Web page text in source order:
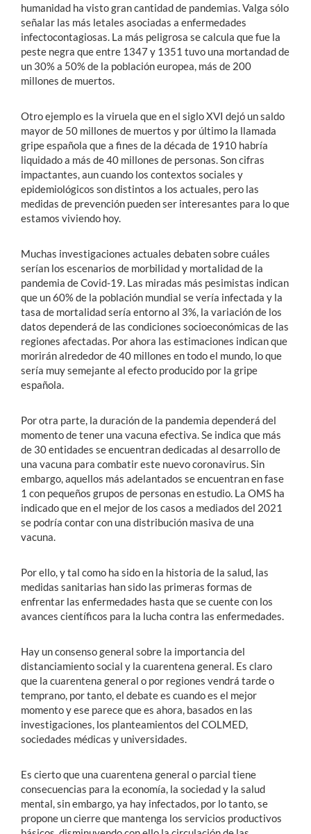
humanidad ha visto gran cantidad de pandemias. Valga sólo
señalar las más letales asociadas a enfermedades
infectocontagiosas. La más peligrosa se calcula que fue la
peste negra que entre 1347 y 1351 tuvo una mortandad de
un 30% a 50% de la población europea, más de 200
millones de muertos.
Otro ejemplo es la viruela que en el siglo XVI dejó un saldo
mayor de 50 millones de muertos y por último la llamada
gripe española que a fines de la década de 1910 habría
liquidado a más de 40 millones de personas. Son cifras
impactantes, aun cuando los contextos sociales y
epidemiológicos son distintos a los actuales, pero las
medidas de prevención pueden ser interesantes para lo que
estamos viviendo hoy.
Muchas investigaciones actuales debaten sobre cuáles
serían los escenarios de morbilidad y mortalidad de la
pandemia de Covid-19. Las miradas más pesimistas indican
que un 60% de la población mundial se vería infectada y la
tasa de mortalidad sería entorno al 3%, la variación de los
datos dependerá de las condiciones socioeconómicas de las
regiones afectadas. Por ahora las estimaciones indican que
morirán alrededor de 40 millones en todo el mundo, lo que
sería muy semejante al efecto producido por la gripe
española.
Por otra parte, la duración de la pandemia dependerá del
momento de tener una vacuna efectiva. Se indica que más
de 30 entidades se encuentran dedicadas al desarrollo de
una vacuna para combatir este nuevo coronavirus. Sin
embargo, aquellos más adelantados se encuentran en fase
1 con pequeños grupos de personas en estudio. La OMS ha
indicado que en el mejor de los casos a mediados del 2021
se podría contar con una distribución masiva de una
vacuna.
Por ello, y tal como ha sido en la historia de la salud, las
medidas sanitarias han sido las primeras formas de
enfrentar las enfermedades hasta que se cuente con los
avances científicos para la lucha contra las enfermedades.
Hay un consenso general sobre la importancia del
distanciamiento social y la cuarentena general. Es claro
que la cuarentena general o por regiones vendrá tarde o
temprano, por tanto, el debate es cuando es el mejor
momento y ese parece que es ahora, basados en las
investigaciones, los planteamientos del COLMED,
sociedades médicas y universidades.
Es cierto que una cuarentena general o parcial tiene
consecuencias para la economía, la sociedad y la salud
mental, sin embargo, ya hay infectados, por lo tanto, se
propone un cierre que mantenga los servicios productivos